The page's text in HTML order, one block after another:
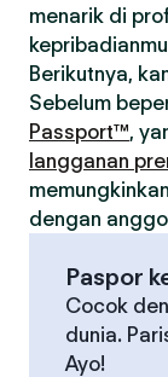
menarik di
Berikutnya,
Sebelum
Passport™,
langganan
dengan
Paspor
Cocok
dunia.
Ayo!